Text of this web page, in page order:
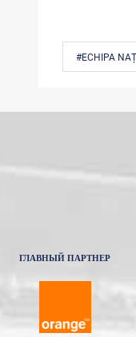
#ECHIPA
ГЛАВНЫЙ ПАРТНЕР